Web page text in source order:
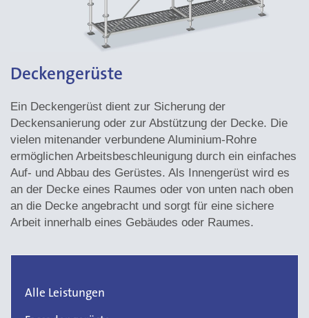
Deckengerüste
Ein Deckengerüst dient zur Sicherung der
Deckensanierung oder zur Abstützung der Decke. Die
vielen mitenander verbundene Aluminium-Rohre
ermöglichen Arbeitsbeschleunigung durch ein einfaches
Auf- und Abbau des Gerüstes. Als Innengerüst wird es
an der Decke eines Raumes oder von unten nach oben
an die Decke angebracht und sorgt für eine sichere
Arbeit innerhalb eines Gebäudes oder Raumes.
Alle Leistungen